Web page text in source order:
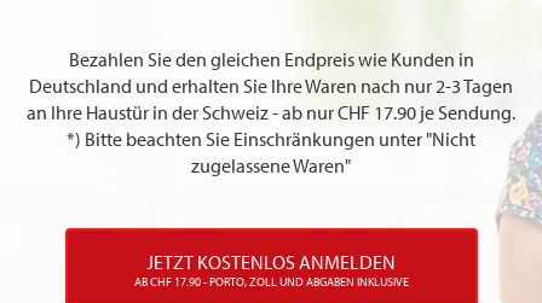
Bezahlen Sie den gleichen Endpreis wie Kunden in
Deutschland und erhalten Sie Ihre Waren nach nur 2-3 Tagen
an Ihre Haustür in der Schweiz - ab nur CHF 17.90 je Sendung.
*) Bitte beachten Sie Einschränkungen unter "Nicht
zugelassene Waren"
JETZT KOSTENLOS ANMELDEN
AB CHF 17.90 - PORTO, ZOLL UND ABGABEN INKLUSIVE